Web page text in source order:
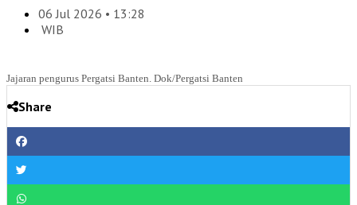
06 Jul 2026 • 13:28
WIB
Jajaran pengurus Pergatsi Banten. Dok/Pergatsi Banten
Share